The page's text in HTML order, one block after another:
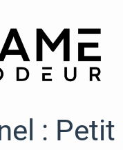
: Petit